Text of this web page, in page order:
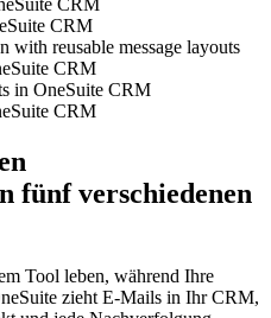
fünf verschiedenen
Tool leben, während Ihre
zieht E-Mails in Ihr CRM,